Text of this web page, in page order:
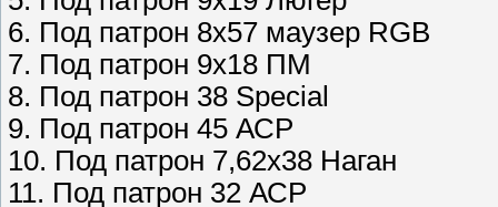
6. Под патрон 8х57 маузер RGB
7. Под патрон 9х18 ПМ
8. Под патрон 38 Special
9. Под патрон 45 АСР
10. Под патрон 7,62х38 Наган
11. Под патрон 32 АСР